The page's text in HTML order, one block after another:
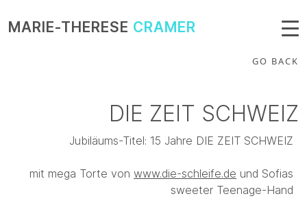
MARIE-THERESE CRAMER
GO BACK
DIE ZEIT SCHWEIZ
Jubiläums-Titel: 15 Jahre DIE ZEIT SCHWEIZ
mit mega Torte von www.die-schleife.de und Sofias
sweeter Teenage-Hand